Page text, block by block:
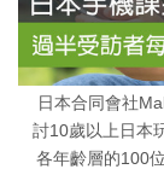
日本合同會社
討10歲以上日本
各年齡層的100